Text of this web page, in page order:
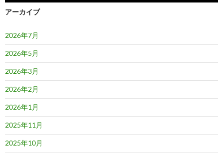
アーカイブ
2026年7月
2026年5月
2026年3月
2026年2月
2026年1月
2025年11月
2025年10月